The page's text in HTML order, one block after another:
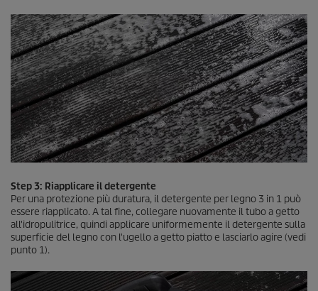
Step 3: Riapplicare il detergente
Per una protezione più duratura, il detergente per legno 3 in 1 può
essere riapplicato. A tal fine, collegare nuovamente il tubo a getto
all'idropulitrice, quindi applicare uniformemente il detergente sulla
superficie del legno con l'ugello a getto piatto e lasciarlo agire (vedi
punto 1).